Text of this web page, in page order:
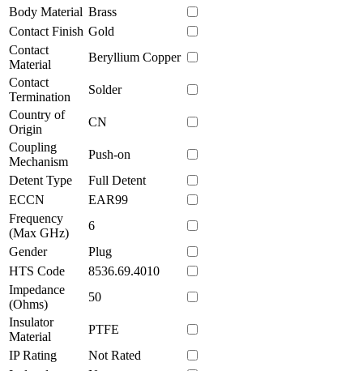
Body Material Brass
Contact Finish Gold
Contact
Material
Beryllium Copper
Contact
Termination
Solder
Country of
Origin
CN
Coupling
Mechanism
Push-on
Detent Type
Full Detent
ECCN
EAR99
Frequency
(Max GHz)
6
Gender
Plug
HTS Code
8536.69.4010
Impedance
(Ohms)
50
Insulator
Material
PTFE
IP Rating
Not Rated